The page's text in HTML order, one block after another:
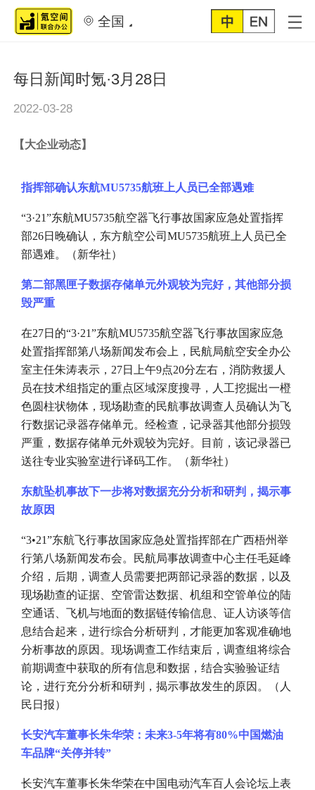
全国
每日新闻时氪·3月28日
2022-03-28
【大企业动态】
指挥部确认东航MU5735航班上人员已全部遇难
“3·21”东航MU5735航空器飞行事故国家应急处置指挥
部26日晚确认，东方航空公司MU5735航班上人员已全
部遇难。（新华社）
第二部黑匣子数据存储单元外观较为完好，其他部分损
毁严重
在27日的“3·21”东航MU5735航空器飞行事故国家应急
处置指挥部第八场新闻发布会上，民航局航空安全办公
室主任朱涛表示，27日上午9点20分左右，消防救援人
员在技术组指定的重点区域深度搜寻，人工挖掘出一橙
色圆柱状物体，现场勘查的民航事故调查人员确认为飞
行数据记录器存储单元。经检查，记录器其他部分损毁
严重，数据存储单元外观较为完好。目前，该记录器已
送往专业实验室进行译码工作。（新华社）
东航坠机事故下一步将对数据充分分析和研判，揭示事
故原因
“3•21”东航飞行事故国家应急处置指挥部在广西梧州举
行第八场新闻发布会。民航局事故调查中心主任毛延峰
介绍，后期，调查人员需要把两部记录器的数据，以及
现场勘查的证据、空管雷达数据、机组和空管单位的陆
空通话、飞机与地面的数据链传输信息、证人访谈等信
息结合起来，进行综合分析研判，才能更加客观准确地
分析事故的原因。现场调查工作结束后，调查组将综合
前期调查中获取的所有信息和数据，结合实验验证结
论，进行充分分析和研判，揭示事故发生的原因。（人
民日报）
长安汽车董事长朱华荣：未来3-5年将有80%中国燃油
车品牌“关停并转”
长安汽车董事长朱华荣在中国电动汽车百人会论坛上表